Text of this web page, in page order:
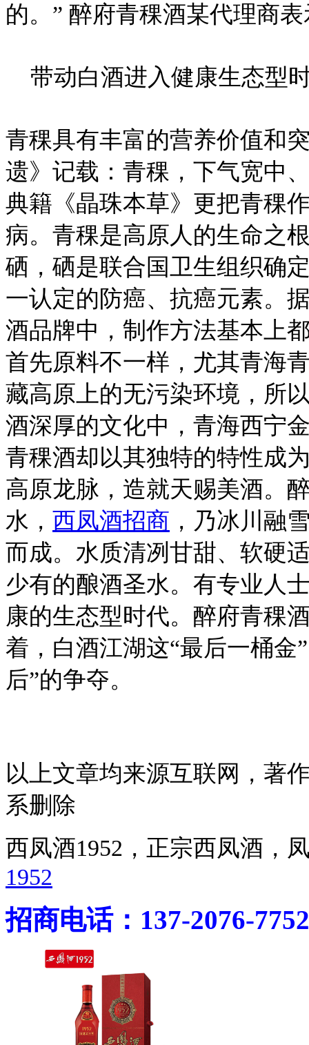
的。” 醉府青稞酒某代理商
带动白酒进入健康生态型
青稞具有丰富的营养价值和
遗》记载：青稞，下气宽中
典籍《晶珠本草》更把青稞
病。青稞是高原人的生命之
硒，硒是联合国卫生组织确
一认定的防癌、抗癌元素。
酒品牌中，制作方法基本上
首先原料不一样，尤其青海
藏高原上的无污染环境，所
酒深厚的文化中，青海西宁
青稞酒却以其独特的特性成
高原龙脉，造就天赐美酒。
水， 西凤酒招商 ，乃冰川融
而成。水质清冽甘甜、软硬
少有的酿酒圣水。有专业人
康的生态型时代。醉府青稞
着，白酒江湖这“最后一桶金
后”的争夺。
以上文章均来源互联网，著
系删除
西凤酒1952，正宗西凤酒
1952
招商电话：137-2076-7752